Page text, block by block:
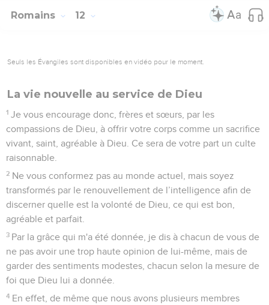
Romains 12
Seuls les Évangiles sont disponibles en vidéo pour le moment.
La vie nouvelle au service de Dieu
1 Je vous encourage donc, frères et sœurs, par les
compassions de Dieu, à offrir votre corps comme un sacrifice
vivant, saint, agréable à Dieu. Ce sera de votre part un culte
raisonnable.
2 Ne vous conformez pas au monde actuel, mais soyez
transformés par le renouvellement de l’intelligence afin de
discerner quelle est la volonté de Dieu, ce qui est bon,
agréable et parfait.
3 Par la grâce qui m'a été donnée, je dis à chacun de vous de
ne pas avoir une trop haute opinion de lui-même, mais de
garder des sentiments modestes, chacun selon la mesure de
foi que Dieu lui a donnée.
4 En effet, de même que nous avons plusieurs membres